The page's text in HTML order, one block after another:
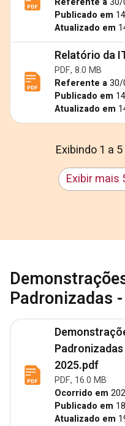
Publicado em
Atualizado em
Relatório da
PDF, 8.0 MB
Referente a30/
Publicado em
Atualizado em
Exibindo 1 a
Exibir mais
Padronizadas
2025.pdf
PDF, 16.0 MB
Ocorrido em
Publicado em
Atualizado em